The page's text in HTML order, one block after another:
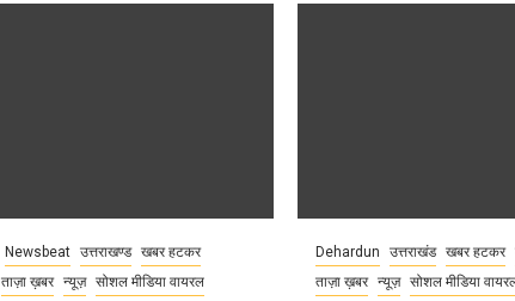
Newsbeat उत्तराखण्ड
खबर हटकर
ताज़ा ख़बर न्यूज़ सोशल मीडिया वायरल
Dehardun उत्तराखंड खबर हटकर
ताज़ा ख़बर न्यूज़ सोशल मीडिया